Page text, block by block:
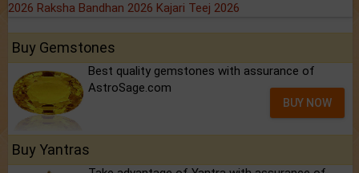
2026 Raksha Bandhan 2026 Kajari Teej 2026
Buy Gemstones
Best quality gemstones with assurance of
AstroSage.com
BUY NOW
Buy Yantras